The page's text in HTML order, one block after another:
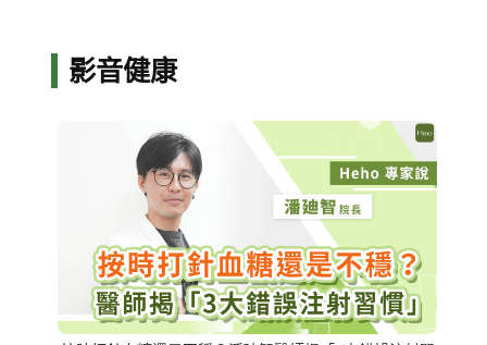
影音健康